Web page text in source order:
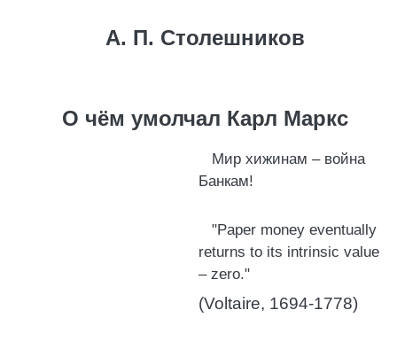
А. П. Столешников
О чём умолчал Карл Маркс
Мир хижинам – война
Банкам!
"Paper money eventually
returns to its intrinsic value
– zero."
(Voltaire, 1694-1778)